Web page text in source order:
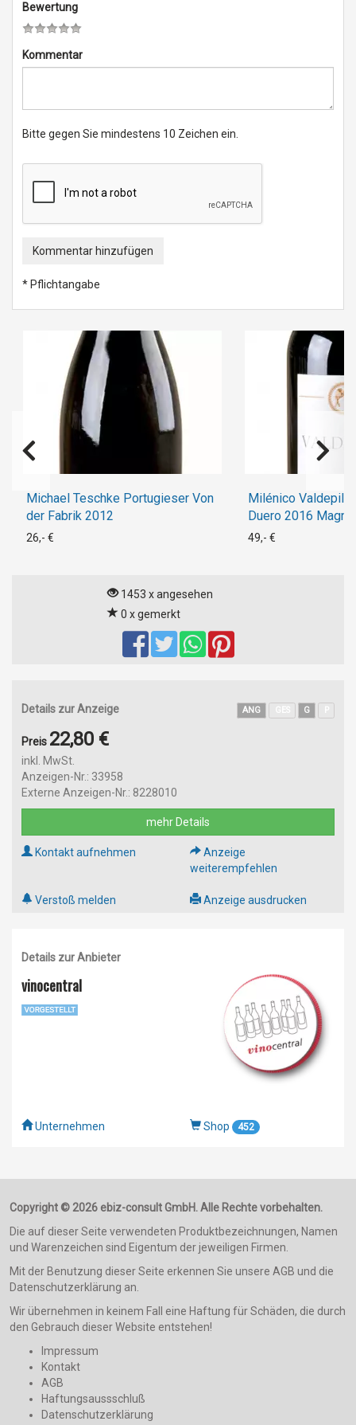
Bewertung
Kommentar
Bitte gegen Sie mindestens 10 Zeichen ein.
Kommentar hinzufügen
* Pflichtangabe
Michael Teschke Portugieser Von
der Fabrik 2012
26,- €
Milénico Valdepila
Duero 2016
49,- €
1453 x angesehen
0 x gemerkt
Details zur Anzeige ANG G
Preis 22,80 €
inkl. MwSt.
Anzeigen-Nr.: 33958
Externe Anzeigen-Nr.: 8228010
mehr Details
Kontakt aufnehmen
Anzeige
weiterempfehlen
Verstoß melden Anzeige ausdrucken
Details zur Anbieter
vinocentral
Unternehmen Shop 452
Copyright © 2026 ebiz-consult GmbH. Alle Rechte vorbehalten.
Die auf dieser Seite verwendeten Produktbezeichnungen, Namen
und Warenzeichen sind Eigentum der jeweiligen Firmen.
Mit der Benutzung dieser Seite erkennen Sie unsere AGB und die
Datenschutzerklärung an.
Wir übernehmen in keinem Fall eine Haftung für Schäden, die durch
den Gebrauch dieser Website entstehen!
Impressum
Kontakt
AGB
Haftungsaussschluß
Datenschutzerklärung